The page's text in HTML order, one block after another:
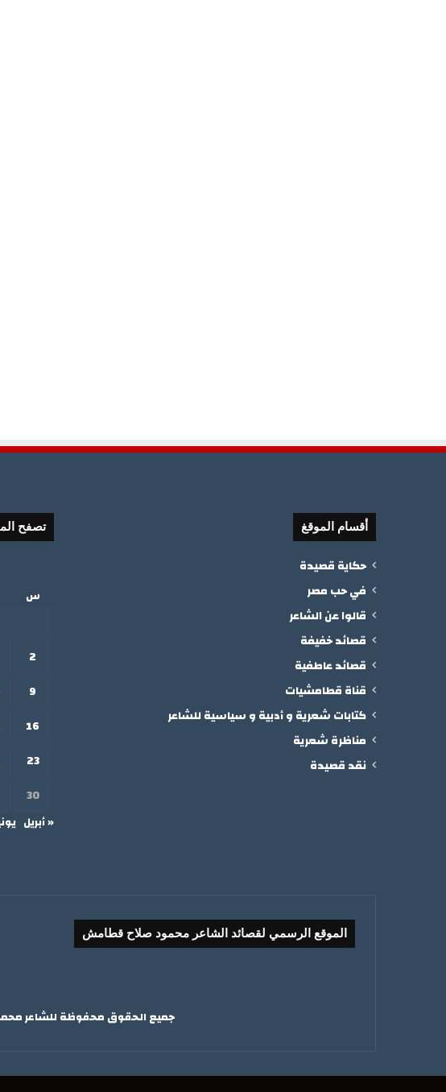
أقسام الموقغ
حكاية قصيدة
في حب مصر
قالوا عن الشاعر
قصائد خفيفة
قصائد عاطفية
قناة قطامشيات
كتابات شعرية و أدبية و سياسية للشاعر
مناظرة شعرية
نقد قصيدة
تصفح
س
2
9
16
23
30
« أبريل
الموقع الرسمي لقصائد الشاعر محمود صلاح قطامش
جميع الحقوق محفوظة للشاعر